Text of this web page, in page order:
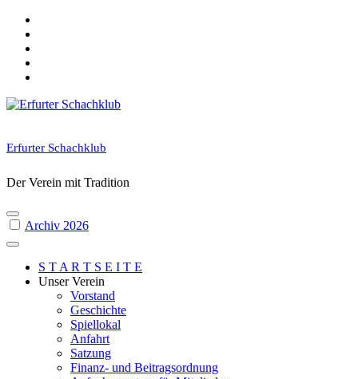
Skip
content
Erfurter Schachklub
Der Verein mit Tradition
Archiv 2026
S T A R T S E I T E
Unser Verein
Vorstand
Geschichte
Spiellokal
Anfahrt
Satzung
Finanz- und Beitragsordnung